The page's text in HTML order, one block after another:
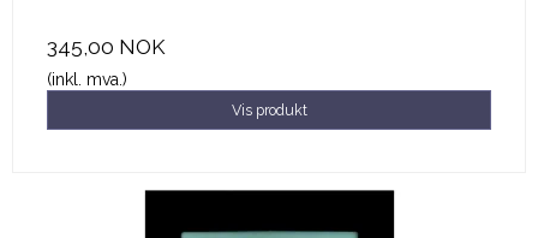
345,00 NOK
(inkl. mva.)
Vis produkt